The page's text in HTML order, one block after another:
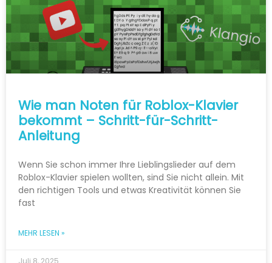
Wie man Noten für Roblox-Klavier
bekommt – Schritt-für-Schritt-
Anleitung
Wenn Sie schon immer Ihre Lieblingslieder auf dem
Roblox-Klavier spielen wollten, sind Sie nicht allein. Mit
den richtigen Tools und etwas Kreativität können Sie
fast
MEHR LESEN »
Juli 8, 2025